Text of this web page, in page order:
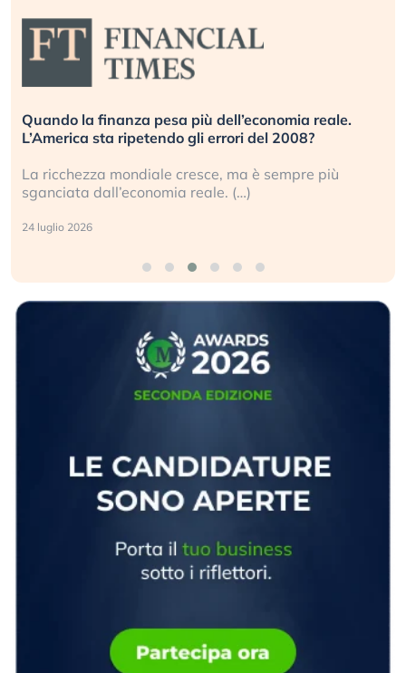
Russia e Cina pronti a spegnere Starlink. Gli
investitori stanno sottovalutando il rischio?
Gli investitori tech continuano a ignorare il rischio
geopolitico: il (…)
17 luglio 2026